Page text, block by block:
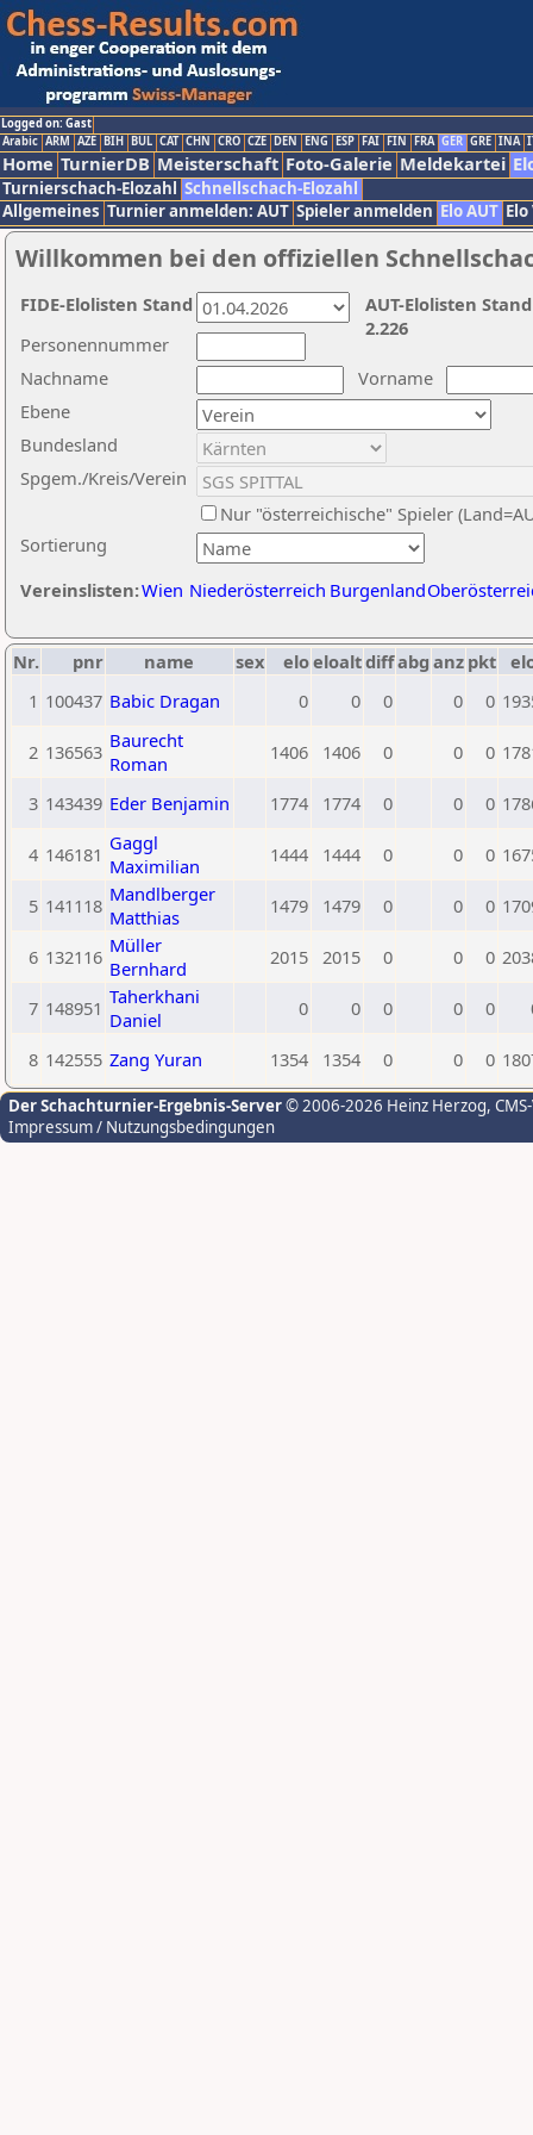
Logged on: Gast
Arabic ARM AZE BIH BUL CAT CHN CRO CZE DEN ENG ESP FAI FIN FRA GER GRE INA
Home TurnierDB Meisterschaft Foto-Galerie Meldekartei
Turnierschach-Elozahl Schnellschach-Elozahl
Allgemeines Turnier anmelden: AUT Spieler anmelden Elo AUT
Willkommen bei den offiziellen
Nachname
Vorname
Ebene
Sortierung
Personennummer
Bundesland
Spgem./Kreis/Verein
Nur "österreichische" Spieler
Vereinslisten:Wien Niederösterreich Burgenland
AUT-Elolisten
2.226
FIDE-Elolisten Stand
Nr. pnr name sex eloeloaltdiffabg anz pkt
1 100437 Babic Dragan 0 0 0 0 0
2 136563 Baurecht
Roman
1406 1406 0 0 0
3 143439 Eder Benjamin 1774 1774 0 0 0
4 146181 Gaggl
Maximilian
1444 1444 0 0 0
5 141118 Mandlberger
Matthias
1479 1479 0 0 0
6 132116 Müller
Bernhard
2015 2015 0 0 0
7 148951 Taherkhani
Daniel
0 0 0 0 0
8 142555 Zang Yuran 1354 1354 0 0 0
Der Schachturnier-Ergebnis-Server© 2006-2026 Heinz Herzog,
Impressum / Nutzungsbedingungen